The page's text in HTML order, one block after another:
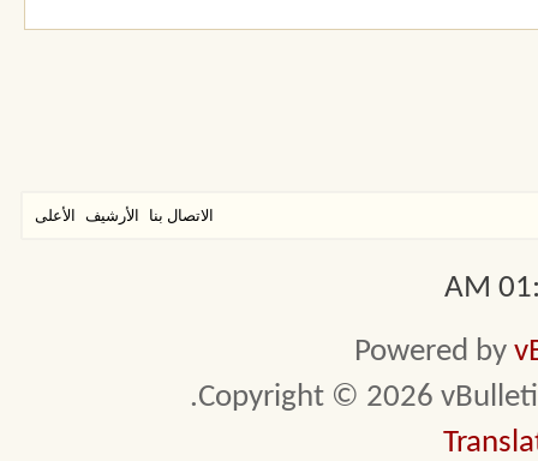
الاتصال بنا الأرشيف الأعلى
Powered by
Copyright © 2026